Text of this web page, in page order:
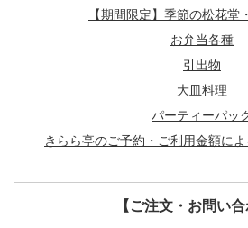
【期間限定】季節の松花堂
お弁当各種
引出物
大皿料理
パーティーパッ
きらら亭のご予約・ご利用金額に
【ご注文・お問い合